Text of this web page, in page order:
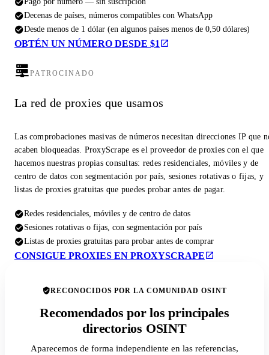
Decenas de países, números compatibles con WhatsApp
Desde menos de 1 dólar (en algunos países menos de 0,50 dólares)
OBTÉN UN NÚMERO DESDE $1
PATROCINADO
La red de proxies que usamos
Las comprobaciones masivas de números necesitan direcciones IP que
acaben bloqueadas. ProxyScrape es el proveedor de proxies con el que
hacemos nuestras propias consultas: redes residenciales, móviles y de
centro de datos con segmentación por país, sesiones rotativas o fijas, y
listas de proxies gratuitas que puedes probar antes de pagar.
Redes residenciales, móviles y de centro de datos
Sesiones rotativas o fijas, con segmentación por país
Listas de proxies gratuitas para probar antes de comprar
CONSIGUE PROXIES EN PROXYSCRAPE
RECONOCIDOS POR LA COMUNIDAD OSINT
Recomendados por los principales
directorios OSINT
Aparecemos de forma independiente en las referencias,